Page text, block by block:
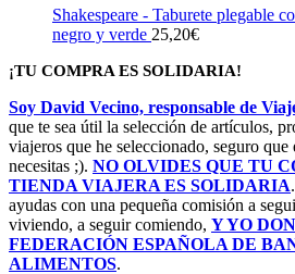
Shakespeare - Taburete plegable
negro y verde 25,20€
¡TU COMPRA ES SOLIDARIA!
Soy David Vecino, responsable de
que te sea útil la selección de artículos,
viajeros que he seleccionado, seguro que
necesitas ;). NO OLVIDES QUE TU
TIENDA VIAJERA ES SOLIDARIA
ayudas con una pequeña comisión a
viviendo, a seguir comiendo, Y YO
FEDERACIÓN ESPAÑOLA DE
ALIMENTOS.